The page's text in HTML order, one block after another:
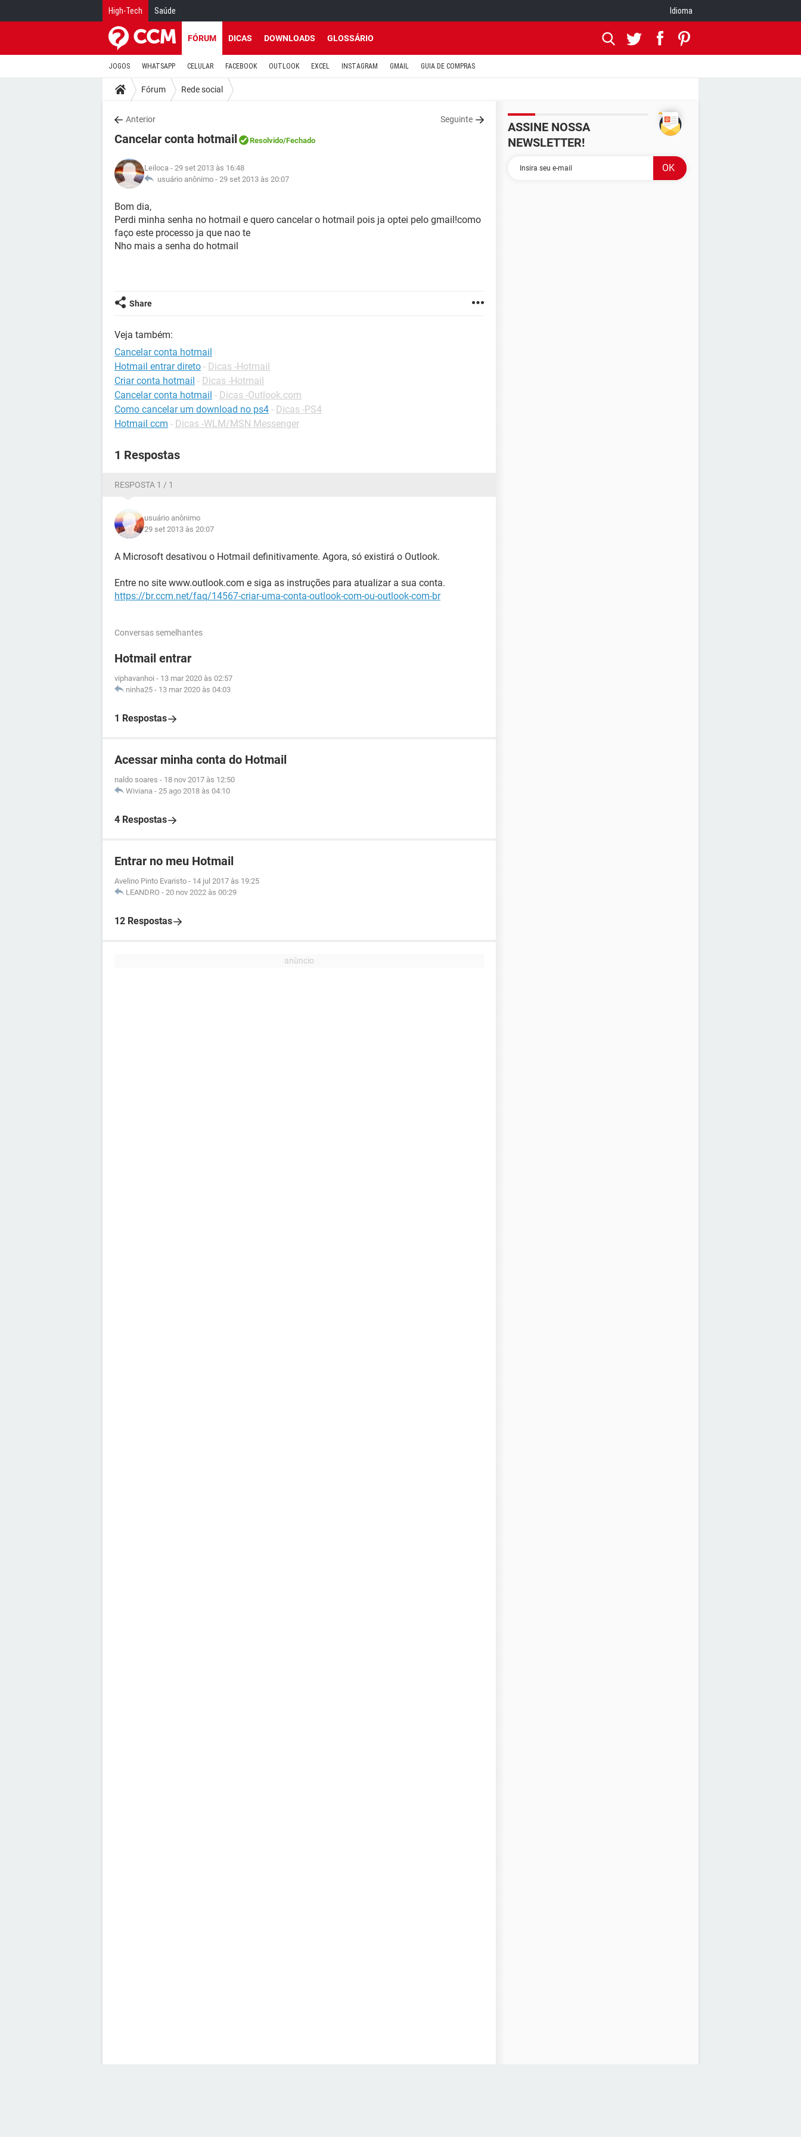
High-Tech Saúde Idioma
FÓRUM DICAS DOWNLOADS GLOSSÁRIO
JOGOS WHATSAPP CELULAR FACEBOOK OUTLOOK EXCEL INSTAGRAM GMAIL GUIA DE COMPRAS
Fórum Rede social
Anterior Seguinte
Cancelar conta hotmail Resolvido/Fechado
Leiloca - 29 set 2013 às 16:48
usuário anônimo - 29 set 2013 às 20:07
Bom dia,
Perdi minha senha no hotmail e quero cancelar o hotmail pois ja optei pelo gmail!como
faço este processo ja que nao te
Nho mais a senha do hotmail
Share
Veja também:
Cancelar conta hotmail
Hotmail entrar direto - Dicas -Hotmail
Criar conta hotmail - Dicas -Hotmail
Cancelar conta hotmail - Dicas -Outlook.com
Como cancelar um download no ps4 - Dicas -PS4
Hotmail ccm - Dicas -WLM/MSN Messenger
1 Respostas
RESPOSTA 1 / 1
usuário anônimo
29 set 2013 às 20:07
A Microsoft desativou o Hotmail definitivamente. Agora, só existirá o Outlook.
Entre no site www.outlook.com e siga as instruções para atualizar a sua conta.
https://br.ccm.net/faq/14567-criar-uma-conta-outlook-com-ou-outlook-com-br
Conversas semelhantes
Hotmail entrar
viphavanhoi - 13 mar 2020 às 02:57
ninha25 - 13 mar 2020 às 04:03
1 Respostas
Acessar minha conta do Hotmail
naldo soares - 18 nov 2017 às 12:50
Wiviana - 25 ago 2018 às 04:10
4 Respostas
Entrar no meu Hotmail
Avelino Pinto Evaristo - 14 jul 2017 às 19:25
LEANDRO - 20 nov 2022 às 00:29
12 Respostas
ASSINE NOSSA
NEWSLETTER!